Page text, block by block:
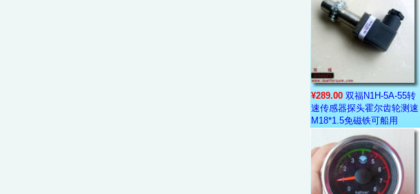
¥289.00 双福N1H-5A-55转
速传感器探头霍尔齿轮测速
M18*1.5免磁铁可船用